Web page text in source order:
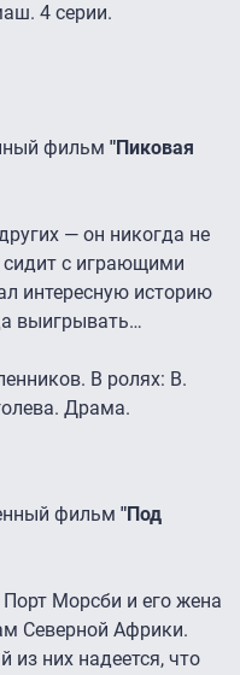
4 серии.
фильм "Пиковая
— он никогда не
сидит с играющими
интересную историю
выигрывать…
В ролях: В.
Драма.
фильм "Под
Морсби и его жена
Северной Африки.
из них надеется, что